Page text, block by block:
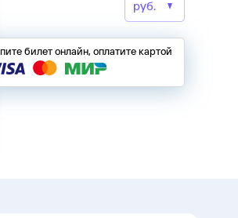
билет онлайн, оплатите картой